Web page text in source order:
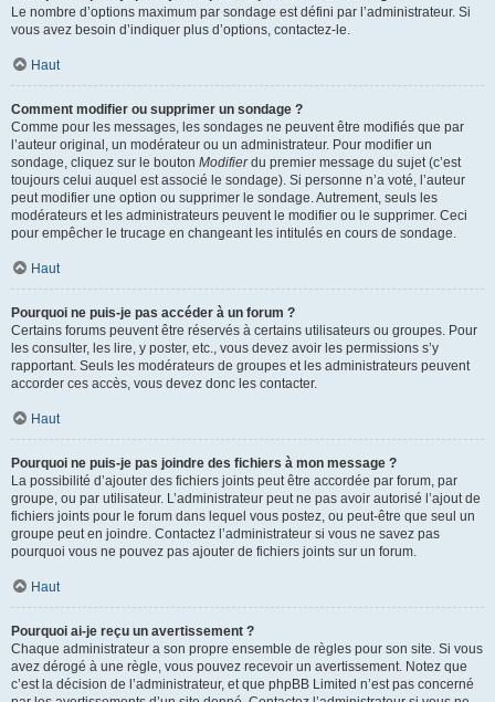
Le nombre d’options maximum par sondage est défini par l’administrateur. Si
vous avez besoin d’indiquer plus d’options, contactez-le.
Haut
Comment modifier ou supprimer un sondage ?
Comme pour les messages, les sondages ne peuvent être modifiés que par
l’auteur original, un modérateur ou un administrateur. Pour modifier un
sondage, cliquez sur le bouton Modifierdu premier message du sujet (c’est
toujours celui auquel est associé le sondage). Si personne n’a voté, l’auteur
peut modifier une option ou supprimer le sondage. Autrement, seuls les
modérateurs et les administrateurs peuvent le modifier ou le supprimer. Ceci
pour empêcher le trucage en changeant les intitulés en cours de sondage.
Haut
Pourquoi ne puis-je pas accéder à un forum ?
Certains forums peuvent être réservés à certains utilisateurs ou groupes. Pour
les consulter, les lire, y poster, etc., vous devez avoir les permissions s’y
rapportant. Seuls les modérateurs de groupes et les administrateurs peuvent
accorder ces accès, vous devez donc les contacter.
Haut
Pourquoi ne puis-je pas joindre des fichiers à mon message ?
La possibilité d’ajouter des fichiers joints peut être accordée par forum, par
groupe, ou par utilisateur. L’administrateur peut ne pas avoir autorisé l’ajout de
fichiers joints pour le forum dans lequel vous postez, ou peut-être que seul un
groupe peut en joindre. Contactez l’administrateur si vous ne savez pas
pourquoi vous ne pouvez pas ajouter de fichiers joints sur un forum.
Haut
Pourquoi ai-je reçu un avertissement ?
Chaque administrateur a son propre ensemble de règles pour son site. Si vous
avez dérogé à une règle, vous pouvez recevoir un avertissement. Notez que
c’est la décision de l’administrateur, et que phpBB Limited n’est pas concerné